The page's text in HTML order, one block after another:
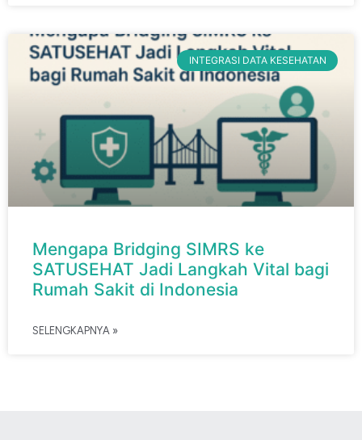
INTEGRASI DATA KESEHATAN
Mengapa Bridging SIMRS ke
SATUSEHAT Jadi Langkah Vital bagi
Rumah Sakit di Indonesia
SELENGKAPNYA »